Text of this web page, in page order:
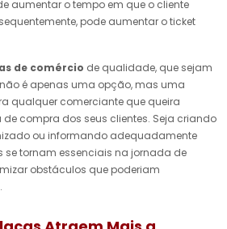
aumentar o tempo em que o cliente
pode aumentar o ticket
de comércio de qualidade, que sejam
é apenas uma opção, mas uma
qualquer comerciante que queira
compra dos seus clientes. Seja criando
ou informando adequadamente
se tornam essenciais na jornada de
obstáculos que poderiam